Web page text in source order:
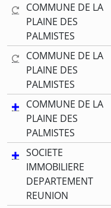
COMMUNE DE LA
PLAINE DES
PALMISTES
COMMUNE DE LA
PLAINE DES
PALMISTES
COMMUNE DE LA
PLAINE DES
PALMISTES
SOCIETE
IMMOBILIERE
DEPARTEMENT
REUNION